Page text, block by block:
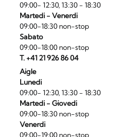
09:00- 12:30, 13:30 - 18:30
Martedi - Venerdi
09:00-18:30 non-stop
Sabato
09:00-18:00 non-stop
T. +41 21 926 86 04
Aigle
Lunedi
09:00- 12:30, 13:30 - 18:30
Martedi - Giovedi
09:00-18:30 non-stop
Venerdi